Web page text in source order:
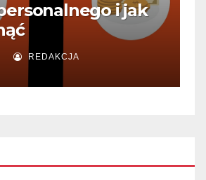
i jak
REDAKCJA